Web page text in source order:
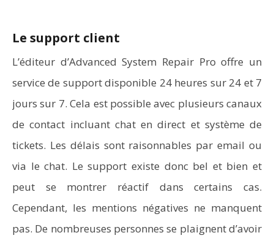
Le support client
L’éditeur d’Advanced System Repair Pro offre un
service de support disponible 24 heures sur 24 et 7
jours sur 7. Cela est possible avec plusieurs canaux
de contact incluant chat en direct et système de
tickets. Les délais sont raisonnables par email ou
via le chat. Le support existe donc bel et bien et
peut se montrer réactif dans certains cas.
Cependant, les mentions négatives ne manquent
pas. De nombreuses personnes se plaignent d’avoir